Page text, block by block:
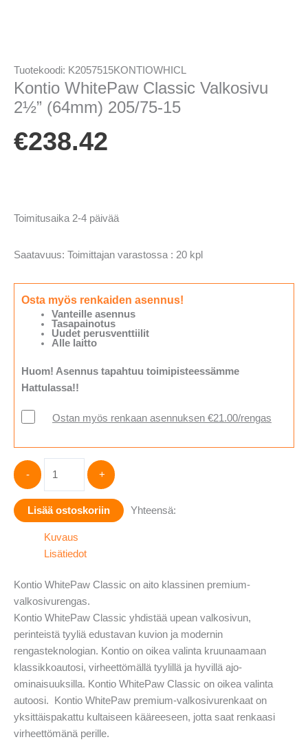
Tuotekoodi: K2057515KONTIOWHICL
Kontio WhitePaw Classic Valkosivu
2½” (64mm) 205/75-15
€238.42
Toimitusaika 2-4 päivää
Saatavuus: Toimittajan varastossa : 20 kpl
Osta myös renkaiden asennus!
Vanteille asennus
Tasapainotus
Uudet perusventtiilit
Alle laitto
Huom! Asennus tapahtuu toimipisteessämme
Hattulassa!!
Ostan myös renkaan asennuksen €21.00/rengas
-
WhitePaw
Classic
Valkosivu
2½"
(64mm)
15
määrä
+
Lisää ostoskoriin Yhteensä:
Kuvaus
Lisätiedot
Kontio WhitePaw Classic on aito klassinen premium-
valkosivurengas.
Kontio WhitePaw Classic yhdistää upean valkosivun,
perinteistä tyyliä edustavan kuvion ja modernin
rengasteknologian. Kontio on oikea valinta kruunaamaan
klassikkoautosi, virheettömällä tyylillä ja hyvillä ajo-
ominaisuuksilla. Kontio WhitePaw Classic on oikea valinta
autoosi. Kontio WhitePaw premium-valkosivurenkaat on
yksittäispakattu kultaiseen kääreeseen, jotta saat renkaasi
virheettömänä perille.